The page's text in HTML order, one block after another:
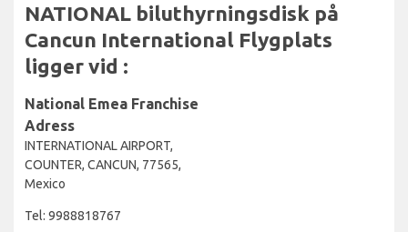
NATIONAL biluthyrningsdisk på
Cancun International Flygplats
ligger vid :
National Emea Franchise
Adress
INTERNATIONAL AIRPORT,
COUNTER, CANCUN, 77565,
Mexico
Tel: 9988818767